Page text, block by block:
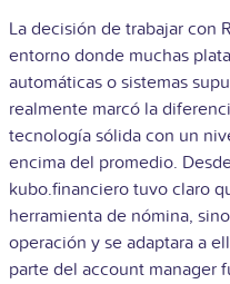
La decisión de trabajar con
entorno donde muchas
automáticas o sistemas
realmente marcó la
tecnología sólida con un
encima del promedio.
kubo.financiero tuvo claro
herramienta de nómina,
operación y se adaptara a
parte del account manager